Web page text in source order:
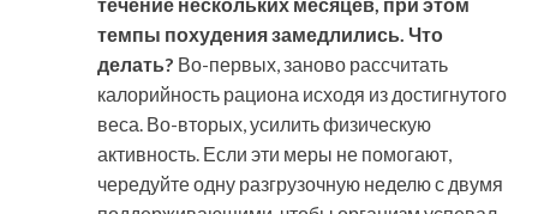
темпы похудения замедлились. Что
делать? Во-первых, заново рассчитать
калорийность рациона исходя из достигнутого
веса. Во-вторых, усилить физическую
активность. Если эти меры не помогают,
чередуйте одну разгрузочную неделю с двумя